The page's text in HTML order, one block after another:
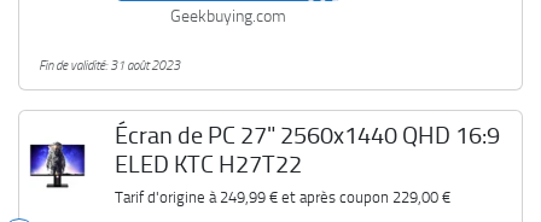
Geekbuying.com
Fin de validité: 31 août 2023
Écran de PC 27" 2560x1440 QHD 16:9
ELED KTC H27T22
Tarif d'origine à 249,99 €et après coupon 229,00 €